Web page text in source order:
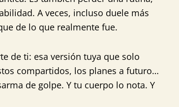
A veces, incluso duele más
de lo que realmente fue.
de ti: esa versión tuya que solo
compartidos, los planes a futuro…
de golpe. Y tu cuerpo lo nota. Y